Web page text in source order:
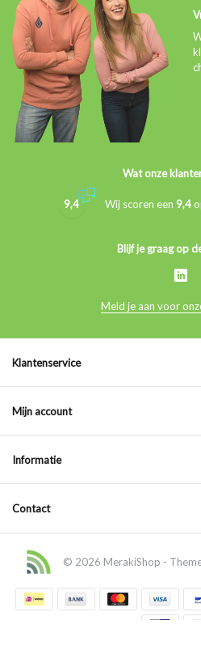
Wat onze
9,4 Wij scoren een 9,4
Blijf je graag op
Meld je aan voor
Klantenservice
Mijn account
Informatie
Contact
© 2026 MerakiShop -